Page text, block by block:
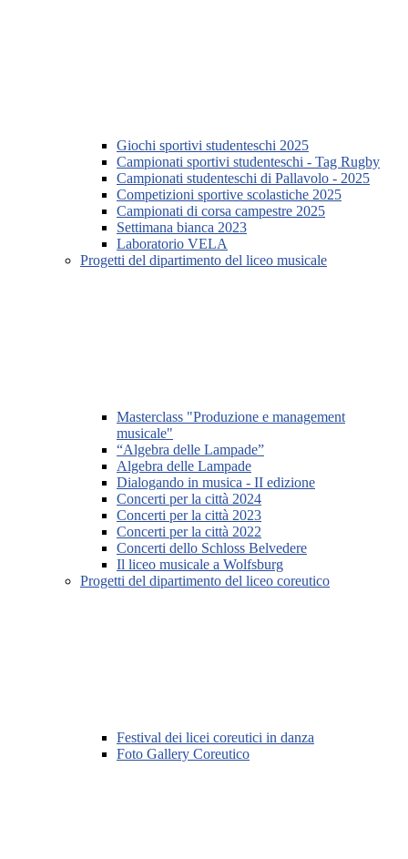
Giochi sportivi studenteschi 2025
Campionati sportivi studenteschi - Tag Rugby
Campionati studenteschi di Pallavolo - 2025
Competizioni sportive scolastiche 2025
Campionati di corsa campestre 2025
Settimana bianca 2023
Laboratorio VELA
Progetti del dipartimento del liceo musicale
Masterclass "Produzione e management
musicale"
“Algebra delle Lampade”
Algebra delle Lampade
Dialogando in musica - II edizione
Concerti per la città 2024
Concerti per la città 2023
Concerti per la città 2022
Concerti dello Schloss Belvedere
Il liceo musicale a Wolfsburg
Progetti del dipartimento del liceo coreutico
Festival dei licei coreutici in danza
Foto Gallery Coreutico